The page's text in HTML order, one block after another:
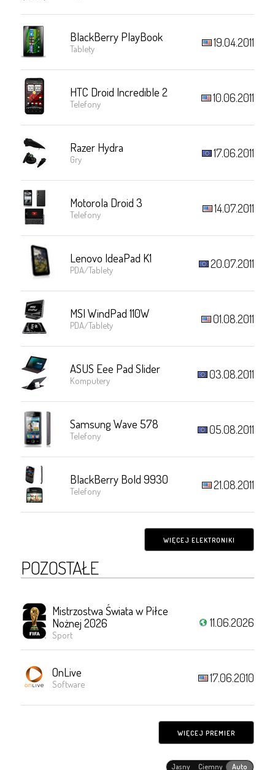
BlackBerry PlayBook
Tablety 19.04.2011
HTC Droid Incredible 2
Telefony 10.06.2011
Razer Hydra
Gry 17.06.2011
Motorola Droid 3
Telefony 14.07.2011
Lenovo IdeaPad K1
PDA/Tablety 20.07.2011
MSI WindPad 110W
PDA/Tablety 01.08.2011
ASUS Eee Pad Slider
Komputery 03.08.2011
Samsung Wave 578
Telefony 05.08.2011
BlackBerry Bold 9930
Telefony 21.08.2011
WIĘCEJ ELEKTRONIKI
POZOSTAŁE
Mistrzostwa Świata w Piłce
Nożnej 2026
Sport
11.06.2026
OnLive
Software 17.06.2010
WIĘCEJ PREMIER
Jasny Ciemny Auto